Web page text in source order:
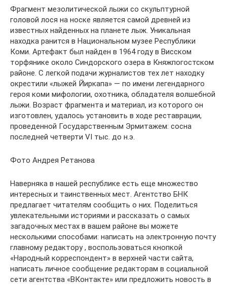
Фрагмент мезолитической лыжи со скульптурной
головой лося на носке является самой древней из
известных найденных на планете лыж. Уникальная
находка ранится в Национальном музее Республики
Коми. Артефакт был найден в 1964 году в Висском
торфянике около Синдорского озера в Княжпогостском
районе. С легкой подачи журналистов тех лет находку
окрестили «лыжей Йиркапа» — по имени легендарного
героя коми мифологии, охотника, обладателя волшебной
лыжи. Возраст фрагмента и материал, из которого он
изготовлен, удалось установить в ходе реставрации,
проведенной Государственным Эрмитажем: сосна
последней четверти VI тыс. до н.э.
Фото Андрея Ретанова
Наверняка в нашей республике есть еще множество
интересных и таинственных мест. Агентство БНК
предлагает читателям сообщить о них. Поделиться
увлекательными историями и рассказать о самых
загадочных местах в вашем районе вы можете
несколькими способами: написать на электронную почту
главному редактору , воспользоваться кнопкой
«Народный корреспондент» в верхней части сайта,
написать личное сообщение редакторам в социальной
сети агентства «ВКонтакте» или предложить новость в